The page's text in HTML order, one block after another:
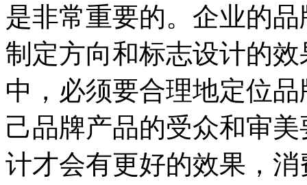
是非常重要的。企业的
制定方向和标志设计的
中，必须要合理地定位
己品牌产品的受众和审
计才会有更好的效果，